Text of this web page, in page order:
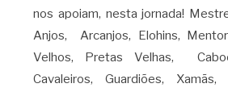
nos apoiam, nesta jornada!
Anjos, Arcanjos, Elohins,
Velhos, Pretas Velhas,
Cavaleiros, Guardiões,